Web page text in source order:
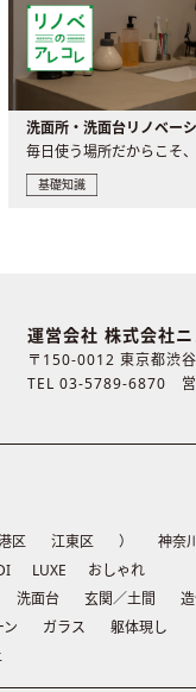
基礎知識
運営会社 株式会社
〒150-0012 東京都渋
TEL 03-5789-6870
区 江東区 ） 神奈
LUXE
おしゃれ
洗面台 玄関／土間
ガラス
躯体現し